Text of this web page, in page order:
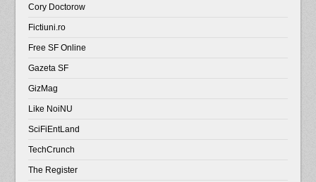
Cory Doctorow
Fictiuni.ro
Free SF Online
Gazeta SF
GizMag
Like NoiNU
SciFiEntLand
TechCrunch
The Register